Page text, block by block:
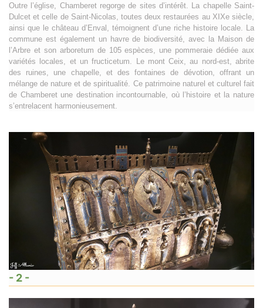
Outre l’église, Chamberet regorge de sites d’intérêt. La chapelle Saint-
Dulcet et celle de Saint-Nicolas, toutes deux restaurées au XIXe siècle,
ainsi que le château d’Enval, témoignent d’une riche histoire locale. La
commune est également un havre de biodiversité, avec la Maison de
l’Arbre et son arboretum de 105 espèces, une pommeraie dédiée aux
variétés locales, et un fructicetum. Le mont Ceix, au nord-est, abrite
des ruines, une chapelle, et des fontaines de dévotion, offrant un
mélange de nature et de spiritualité. Ce patrimoine naturel et culturel fait
de Chamberet une destination incontournable, où l’histoire et la nature
s’entrelacent harmonieusement.
- 2 -